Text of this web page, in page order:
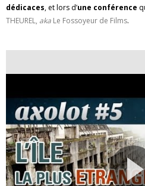
dédicaces, et lors d’une conférence
THEUREL, aka Le Fossoyeur de Films.